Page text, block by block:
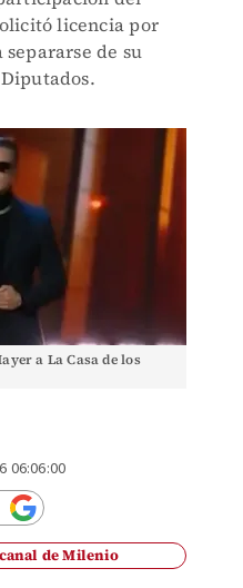
licencia por
de su
a La Casa de los
06:06:00
de Milenio